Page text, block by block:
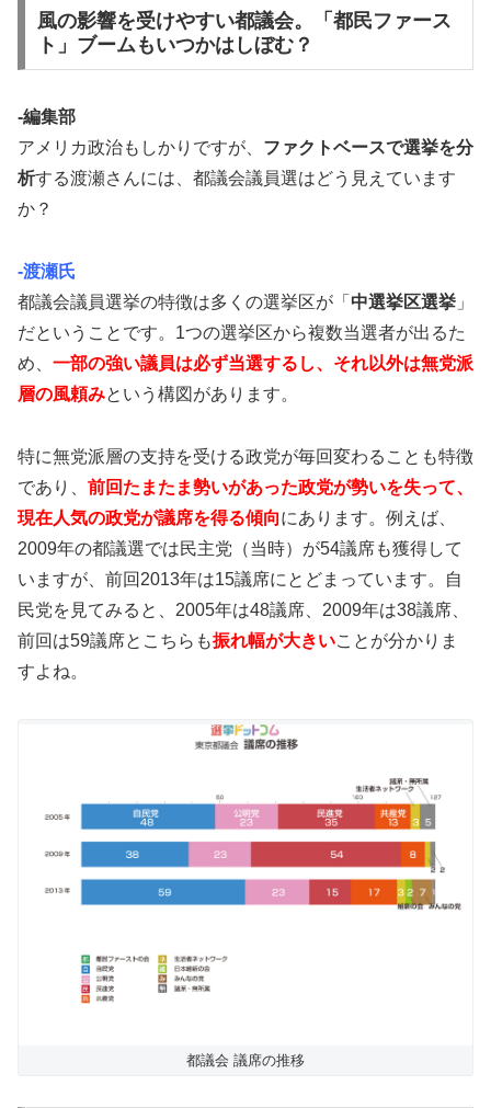
風の影響を受けやすい都議会。「都民ファース
ト」ブームもいつかはしぼむ？
-編集部
アメリカ政治もしかりですが、 ファクトベースで選挙を分
析する渡瀬さんには、都議会議員選はどう見えています
か？
-渡瀬氏
都議会議員選挙の特徴は多くの選挙区が「 中選挙区選挙 」
だということです。1つの選挙区から複数当選者が出るた
め、 一部の強い議員は必ず当選するし、それ以外は無党派
層の風頼みという構図があります。
特に無党派層の支持を受ける政党が毎回変わることも特徴
であり、 前回たまたま勢いがあった政党が勢いを失って、
現在人気の政党が議席を得る傾向にあります。例えば、
2009年の都議選では民主党（当時）が54議席も獲得して
いますが、前回2013年は15議席にとどまっています。自
民党を見てみると、2005年は48議席、2009年は38議席、
前回は59議席とこちらも振れ幅が大きいことが分かりま
すよね。
都議会 議席の推移